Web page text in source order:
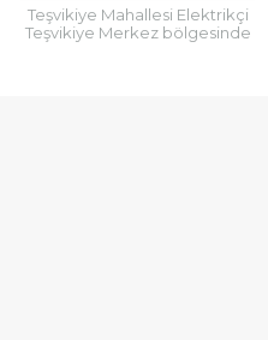
Teşvikiye Mahallesi Elektrikçi
Teşvikiye Merkez bölgesinde